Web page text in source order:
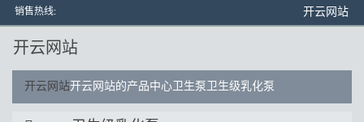
销售热线: 开云网站
开云网站
开云网站开云网站的产品中心 卫生泵 卫生级乳化泵